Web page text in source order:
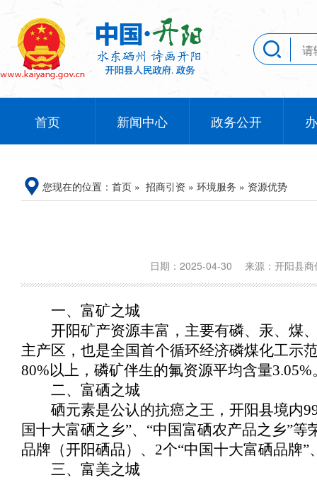
首页 新闻中心 政务公开
您现在的位置： 首页 » 招商引资 » 环境服务 » 资源优势
日期：2025-04-30 来源：开阳县
一、富矿之城
开阳矿产资源丰富，主要有磷、汞、煤
主产区，也是全国首个循环经济磷煤化工示
80%以上，磷矿伴生的氟资源平均含量3.05%
二、富硒之城
硒元素是公认的抗癌之王，开阳县境内
国十大富硒之乡”、“中国富硒农产品之乡”
品牌（开阳硒品）、2个“中国十大富硒品牌
三、富美之城